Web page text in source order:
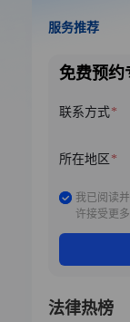
服务推荐
免费预约
联系方式
所在地区
我已阅读
许接受更
法律热榜